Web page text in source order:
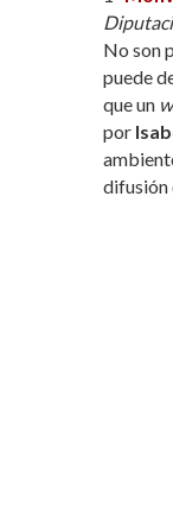
No son
puede
que un
por
difusión